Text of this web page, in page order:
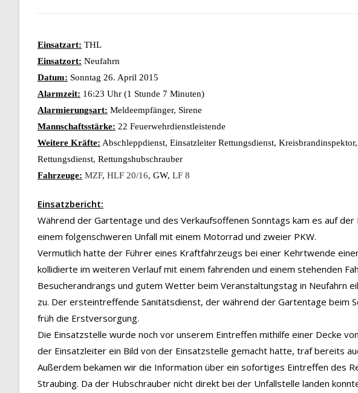
Einsatzart: THL
Einsatzort: Neufahrn
Datum: Sonntag 26. April 2015
Alarmzeit: 16:23 Uhr (1 Stunde 7 Minuten)
Alarmierungsart: Meldeempfänger, Sirene
Mannschaftsstärke: 22 Feuerwehrdienstleistende
Weitere Kräfte: Abschleppdienst, Einsatzleiter Rettungsdienst,
Rettungsdienst, Rettungshubschrauber
Fahrzeuge: MZF, HLF 20/16, GW, LF 8
Einsatzbericht:
Während der Gartentage und des Verkaufsoffenen Sonntags kam es auf
einem folgenschweren Unfall mit einem Motorrad und zweier PKW.
Vermutlich hatte der Führer eines Kraftfahrzeugs bei einer Kehrtwende
kollidierte im weiteren Verlauf mit einem fahrenden und einem stehenden
Besucherandrangs und gutem Wetter beim Veranstaltungstag in Neufahrn
zu. Der ersteintreffende Sanitätsdienst, der während der Gartentage beim
früh die Erstversorgung.
Die Einsatzstelle wurde noch vor unserem Eintreffen mithilfe einer Decke
der Einsatzleiter ein Bild von der Einsatzstelle gemacht hatte, traf bereits
Außerdem bekamen wir die Information über ein sofortiges Eintreffen des
Straubing. Da der Hubschrauber nicht direkt bei der Unfallstelle landen